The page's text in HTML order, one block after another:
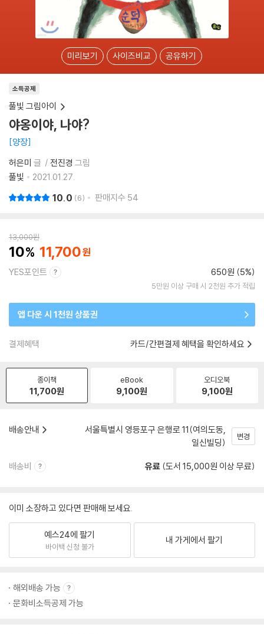
미리보기 사이즈비교 공유하기
소득공제
풀빛 그림아이
야옹이야, 나야?
양장
허은미 글 전진경 그림
풀빛
2021.01.27.
10.0 6 판매지수 54
13,000원
10 11,700
YES포인트 650원 (5%)
5만원 이상 구매 시 2천원 추가 적립
앱 다운 시 1천원 상품권
결제혜택 카드/간편결제 혜택을 확인하세요
종이책
11,700원
eBook
9,100원
오디오북
9,100원
배송안내
서울특별시 영등포구 은행로 11(여의도동,
일신빌딩)
변경
배송비 유료 (도서 15,000원 이상 무료)
이미 소장하고 있다면 판매해 보세요.
예스24에 팔기
바이백 신청 불가
내 가게에서 팔기
해외배송 가능
문화비소득공제 가능